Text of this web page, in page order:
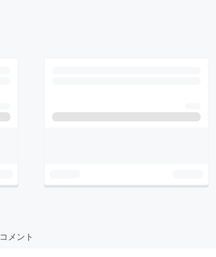
コメント